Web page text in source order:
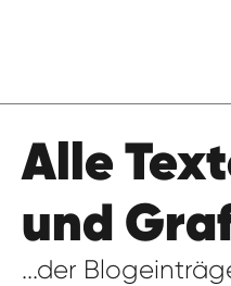
Alle
und
...der